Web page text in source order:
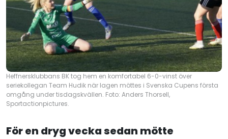
Heffnersklubbans BK tog hem en komfortabel 6-0-vinst över
seriekollegan Team Hudik när lagen möttes i Svenska Cupens första
omgång under tisdagskvällen. Foto: Anders Thorsell,
Sportactionpictures.
För en dryg vecka sedan mötte